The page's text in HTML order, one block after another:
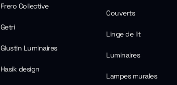
Frero Collective
Getri
Glustin Luminaires
Hasik design
Couverts
Linge de lit
Luminaires
Lampes murales